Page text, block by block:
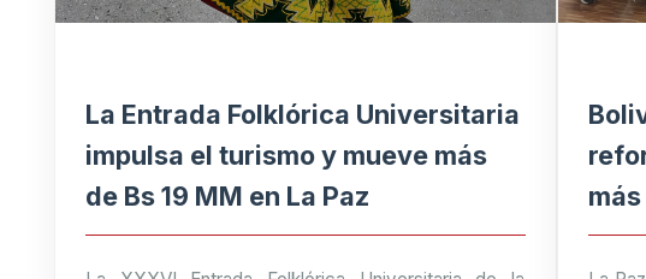
La Entrada Folklórica Universitaria
impulsa el turismo y mueve más
de Bs 19 MM en La Paz